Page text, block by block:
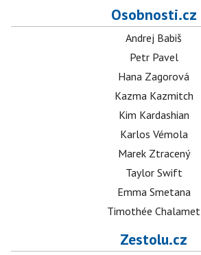
Osobnosti.cz
Andrej Babiš
Petr Pavel
Hana Zagorová
Kazma Kazmitch
Kim Kardashian
Karlos Vémola
Marek Ztracený
Taylor Swift
Emma Smetana
Timothée Chalamet
Zestolu.cz